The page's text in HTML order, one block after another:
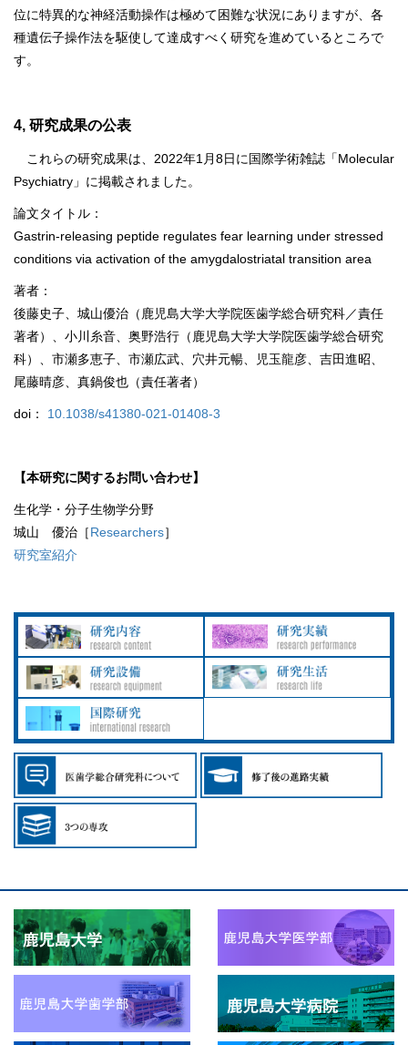
位に特異的な神経活動操作は極めて困難な状況にありますが、各
種遺伝子操作法を駆使して達成すべく研究を進めているところで
す。
4, 研究成果の公表
これらの研究成果は、2022年1月8日に国際学術雑誌「Molecular
Psychiatry」に掲載されました。
論文タイトル：
Gastrin-releasing peptide regulates fear learning under stressed
conditions via activation of the amygdalostriatal transition area
著者：
後藤史子、城山優治（鹿児島大学大学院医歯学総合研究科／責任
著者）、小川糸音、奥野浩行（鹿児島大学大学院医歯学総合研究
科）、市瀬多恵子、市瀬広武、穴井元暢、児玉龍彦、吉田進昭、
尾藤晴彦、真鍋俊也（責任著者）
doi： 10.1038/s41380-021-01408-3
【本研究に関するお問い合わせ】
生化学・分子生物学分野
城山 優治［Researchers］
研究室紹介